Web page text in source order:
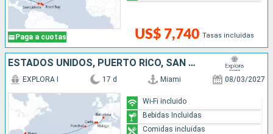
Paga a cuotas US$ 7,740 Tasas incluidas
ESTADOS UNIDOS, PUERTO RICO, SAN MARTÍN, PORTUGAL, ESPAÑA
EXPLORA I 17 d Miami 08/03/2027
Wi-Fi incluido
Bebidas Incluidas
Comidas incluidas